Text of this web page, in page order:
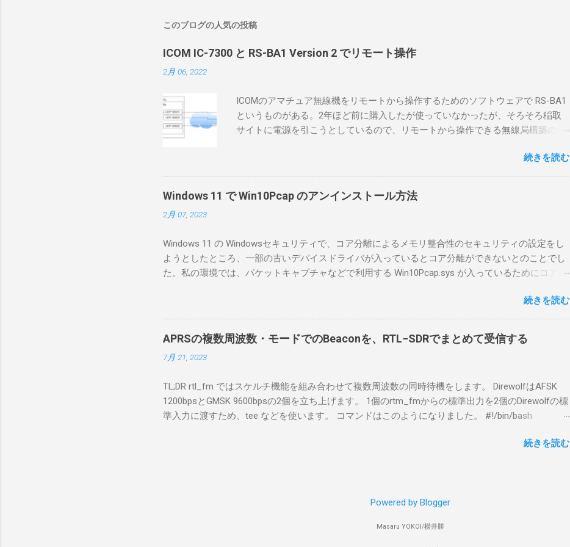
このブログの人気の投稿
ICOM IC-7300 と RS-BA1 Version 2 でリモート操作
2月 06, 2022
ICOMのアマチュア無線機をリモートから操作するためのソフトウェアで RS-BA1
というものがある。2年ほど前に購入したが使っていなかったが、そろそろ稲取
サイトに電源を引こうとしているので、リモートから操作できる無線局構築のた
ろうと思ったのだが、ちっともそんなに簡単につながらなかった。ということ
で、ハマリポイントを明示しながら、私なりの解説を書いてみる。 基本的な構成
RS-BA1を使う場合は、下記のこれらものが必要である ICOMの無線機。 今回は私
が持っているIC-7300を使う。 無線機側(サーバ側) のWindows PC。 今回はちょ
が少ないかなと思って。 操作側 (クライアント側) の Windows PC。 今回は手元
にあるマウスコンピュータのWindows 11が入ったPC 操作側で音声を使った交信
を行うならば、相応なマイクなど。 そして、リモート操作を行うソフトウェアで
私の理解した無線機からサーバPC、クライアントPCまでの流れはこの様になっ
ている。 無線機内では、USB Hubの先にUSB SerialとUSB Audio がつながってい
る。USB Serialは無線機のマイコンとつながり、CI-Vでのコマンドが交換でき
をUDP 50001で交換できるようになっており、USB SerialなどのSerial portで送受
信するCI-Vの内容はUDP 50002で交換でき、USB Audioからの音声データはUDP
50003で送受信している。 利用者側のクライアントPCでは、Remote UtilityとRS-
BA1 Remote Controlの2つのアプリで仕事を分担するようになっている。 クライ
続きを読む
Windows 11 で Win10Pcap のアンインストール方法
2月 07, 2023
Windows 11 の Windowsセキュリティで、コア分離によるメモリ整合性のセキュリティの設定をし
ようとしたところ、一部の古いデバイスドライバが入っているとコア分離ができないとのことでし
た。私の環境では、パケットキャプチャなどで利用する Win10Pcap.sys が入っているためにコア分
ンストールできなかったので、どのように実行すればよいのか調べながら実施しました。結論とし
ては pnputil というコマンドを用いればよかったです。 まずは管理者権限でTerminalを実行しま
す。 Windows terminal をインストールした環境でしたので、PowerShellが起動しました。 適当
なファイルに、現在インストールされているドライバを書き出す。 pnputil /enum-drivers > inf.txt #
上記のファイルから win10pcap を探し出す notepad.exe inf.txt 下記のよう場所があったので、ここ
バイダー名: Win10Pcap Native x64 クラス名: NetTrans クラス GUID: {4d36e975-e325-11ce-bfc1-
08002be10318} ドライバー バージョン: 10/08/2015 10.2.0.5002 署名者名: Microsoft Windows
Hardware Compatibility Publisher 今回の場合は oem131.inf が win10pcap に該当するので、これを削
続きを読む
APRSの複数周波数・モードでのBeaconを、RTL−SDRでまとめて受信する
7月 21, 2023
TL;DR rtl_fm ではスケルチ機能を組み合わせて複数周波数の同時待機をします。 DirewolfはAFSK
1200bpsとGMSK 9600bpsの2個を立ち上げます。 1個のrtm_fmからの標準出力を2個のDirewolfの標
準入力に渡すため、tee などを使います。 コマンドはこのようになりました。 #!/bin/bash
f 431.04M -p 36 -s 48000 -l 20 - | \ tee >(direwolf -c "$direwolf_conf" -r 48000 -D 1 -t 0 -B 1200 - |
Passcode PBEACON sendto=IG DELAY=0:30 EVERY=90:00 SYMBOL="igate" overlay=R lat=34^46.02
GW 1200bps+9600bps" SDRドングルを使ったAPRS I-Gateについて アマチュア無線で位置情報を送
続きを読む
Powered by Blogger
Masaru YOKOI/横井勝